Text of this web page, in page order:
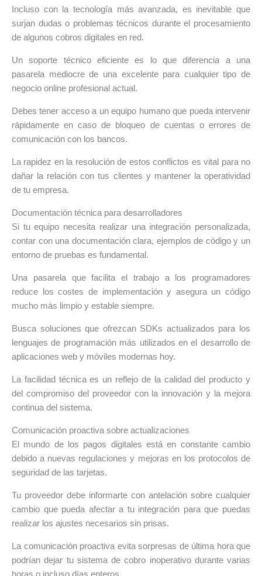
Incluso con la tecnología más avanzada, es inevitable que
surjan dudas o problemas técnicos durante el procesamiento
de algunos cobros digitales en red.
Un soporte técnico eficiente es lo que diferencia a una
pasarela mediocre de una excelente para cualquier tipo de
negocio online profesional actual.
Debes tener acceso a un equipo humano que pueda intervenir
rápidamente en caso de bloqueo de cuentas o errores de
comunicación con los bancos.
La rapidez en la resolución de estos conflictos es vital para no
dañar la relación con tus clientes y mantener la operatividad
de tu empresa.
Documentación técnica para desarrolladores
Si tu equipo necesita realizar una integración personalizada,
contar con una documentación clara, ejemplos de código y un
entorno de pruebas es fundamental.
Una pasarela que facilita el trabajo a los programadores
reduce los costes de implementación y asegura un código
mucho más limpio y estable siempre.
Busca soluciones que ofrezcan SDKs actualizados para los
lenguajes de programación más utilizados en el desarrollo de
aplicaciones web y móviles modernas hoy.
La facilidad técnica es un reflejo de la calidad del producto y
del compromiso del proveedor con la innovación y la mejora
continua del sistema.
Comunicación proactiva sobre actualizaciones
El mundo de los pagos digitales está en constante cambio
debido a nuevas regulaciones y mejoras en los protocolos de
seguridad de las tarjetas.
Tu proveedor debe informarte con antelación sobre cualquier
cambio que pueda afectar a tu integración para que puedas
realizar los ajustes necesarios sin prisas.
La comunicación proactiva evita sorpresas de última hora que
podrían dejar tu sistema de cobro inoperativo durante varias
horas o incluso días enteros.